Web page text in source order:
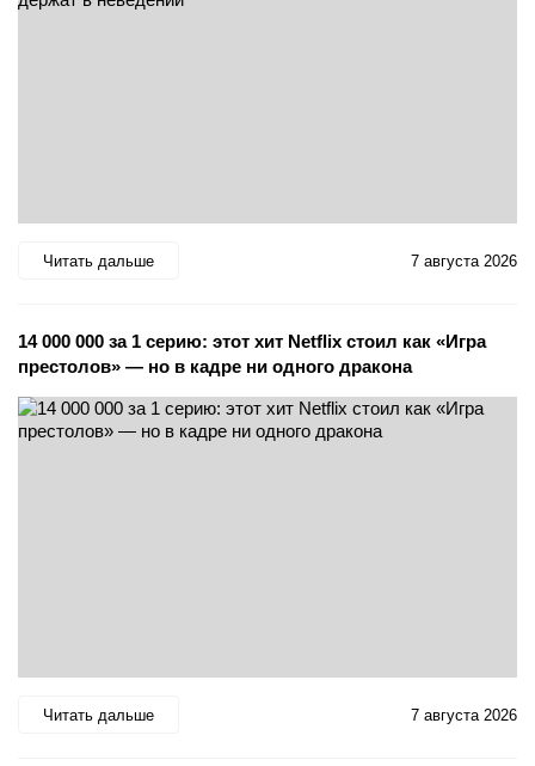
Читать дальше 7 августа 2026
14 000 000 за 1 серию: этот хит Netflix стоил как «Игра
престолов» — но в кадре ни одного дракона
Читать дальше 7 августа 2026